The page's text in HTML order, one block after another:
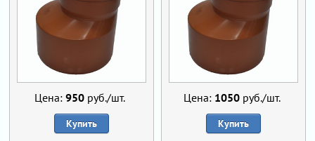
Цена: 950 руб./шт.
Купить
Цена: 1050руб./шт.
Купить